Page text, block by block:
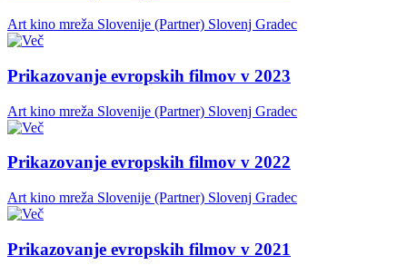
Art kino mreža Slovenije (Partner) Slovenj Gradec
Prikazovanje evropskih filmov v 2023
Art kino mreža Slovenije (Partner) Slovenj Gradec
Prikazovanje evropskih filmov v 2022
Art kino mreža Slovenije (Partner) Slovenj Gradec
Prikazovanje evropskih filmov v 2021